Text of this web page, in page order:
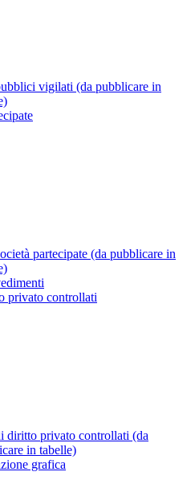
vigilati (da pubblicare in
partecipate (da pubblicare in
privato controllati
diritto privato controllati (da
in tabelle)
grafica